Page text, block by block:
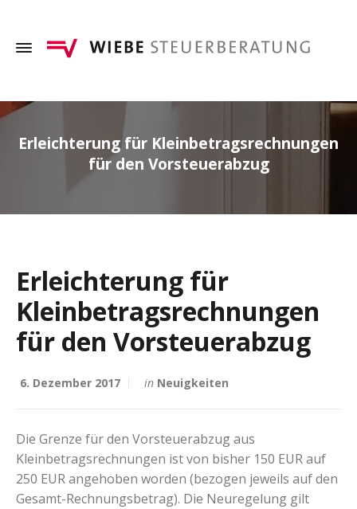
Erleichterung für Kleinbetragsrechnungen
für den Vorsteuerabzug
Erleichterung für
Kleinbetragsrechnungen
für den Vorsteuerabzug
6. Dezember 2017 in Neuigkeiten
Die Grenze für den Vorsteuerabzug aus
Kleinbetragsrechnungen ist von bisher 150 EUR auf
250 EUR angehoben worden (bezogen jeweils auf den
Gesamt-Rechnungsbetrag). Die Neuregelung gilt